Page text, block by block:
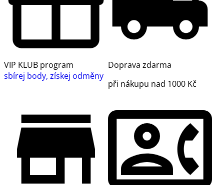
VIP KLUB program
sbírej body, získej odměny
Doprava zdarma
při nákupu nad 1000 Kč